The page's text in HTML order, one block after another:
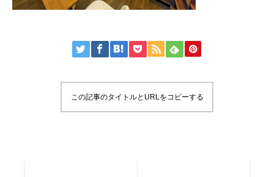
この記事のタイトルとURLをコピーする